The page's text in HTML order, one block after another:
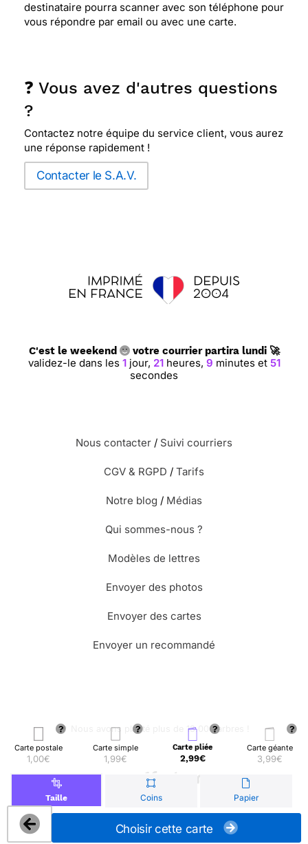
Carte postale
1,00€
Carte simple
1,99€
Carte pliée
2,99€
Carte géante
3,99€
Taille Coins Papier
Choisir cette carte
destinataire pourra scanner avec son téléphone pour
vous répondre par email ou avec une carte.
❓ Vous avez d'autres questions
?
Contactez notre équipe du service client, vous aurez
une réponse rapidement !
Contacter le S.A.V.
C'est le weekend votre courrier partira lundi 🚀
validez-le dans les 1jour, 21heures, 9 minutes et 51
secondes
Nous contacter / Suivi courriers
CGV & RGPD / Tarifs
Notre blog / Médias
Qui sommes-nous ?
Modèles de lettres
Envoyer des photos
Envoyer des cartes
Envoyer un recommandé
🌳 Nous avons planté plus de 13.000 arbres !
© Merci Facteur